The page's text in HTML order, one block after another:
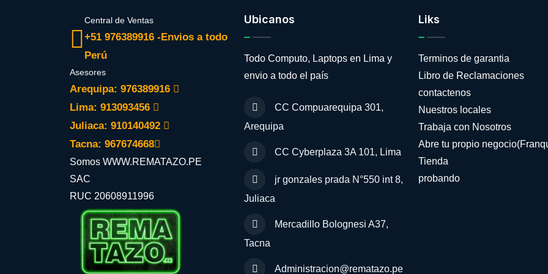
Central de Ventas
+51 976389916 -Envios a todo
Perú
Asesores
Arequipa: 976389916
Lima: 913093456
Juliaca: 910140492
Tacna: 967674668
Somos WWW.REMATAZO.PE
SAC
RUC 20608911996
Ubicanos
Todo Computo, Laptops en Lima y
envio a todo el país
CC Compuarequipa 301,
Arequipa
CC Cyberplaza 3A 101, Lima
jr gonzales prada N°550 int 8,
Juliaca
Mercadillo Bolognesi A37,
Tacna
Administracion@rematazo.pe
Liks
Terminos de garantia
Libro de Reclamaciones
contactenos
Nuestros locales
Trabaja con Nosotros
Abre tu propio
Tienda
probando